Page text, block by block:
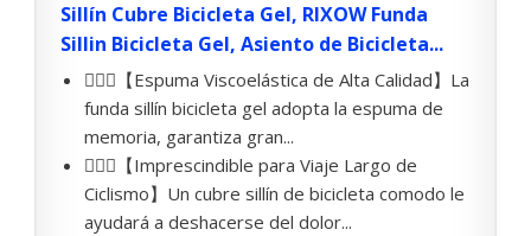
Sillín Cubre Bicicleta Gel, RIXOW Funda
Sillin Bicicleta Gel, Asiento de Bicicleta...
🚴🏻‍♂️【Espuma Viscoelástica de Alta Calidad】La
funda sillín bicicleta gel adopta la espuma de
memoria, garantiza gran...
🚵🏻‍♀️【Imprescindible para Viaje Largo de
Ciclismo】Un cubre sillín de bicicleta comodo le
ayudará a deshacerse del dolor...